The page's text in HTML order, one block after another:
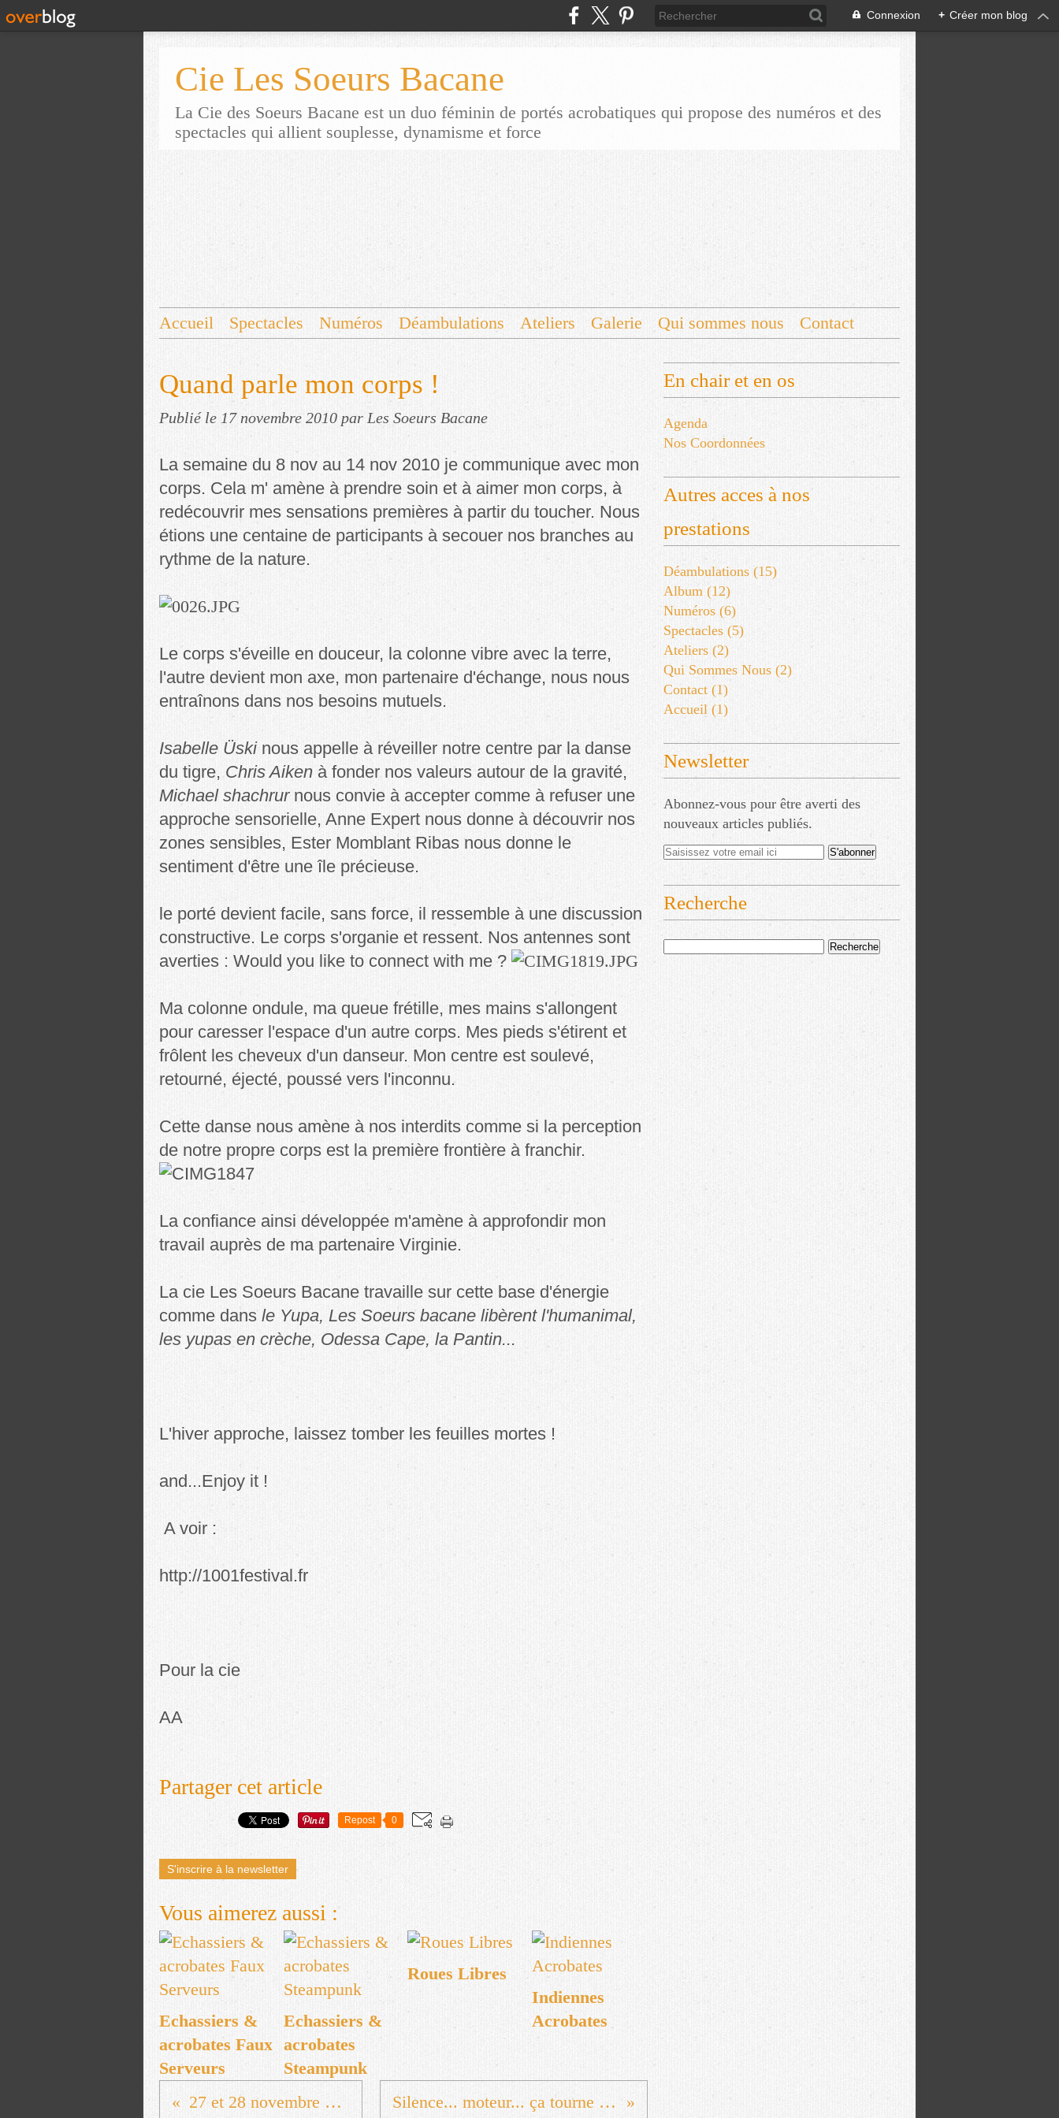
Connexion + Créer mon blog
Cie Les Soeurs Bacane
La Cie des Soeurs Bacane est un duo féminin de portés acrobatiques qui propose des numéros et des
spectacles qui allient souplesse, dynamisme et force
Accueil Spectacles Numéros Déambulations Ateliers Galerie Qui sommes nous Contact
Quand parle mon corps !
Publié le 17 novembre 2010 par Les Soeurs Bacane
La semaine du 8 nov au 14 nov 2010 je communique avec mon
corps. Cela m' amène à prendre soin et à aimer mon corps, à
redécouvrir mes sensations premières à partir du toucher. Nous
étions une centaine de participants à secouer nos branches au
rythme de la nature.
Le corps s'éveille en douceur, la colonne vibre avec la terre,
l'autre devient mon axe, mon partenaire d'échange, nous nous
entraînons dans nos besoins mutuels.
Isabelle Üskinous appelle à réveiller notre centre par la danse
du tigre,Chris Aiken à fonder nos valeurs autour de la gravité,
Michael shachrurnous convie à accepter comme à refuser une
approche sensorielle, Anne Expert nous donne à découvrir nos
zones sensibles, Ester Momblant Ribas nous donne le
sentiment d'être une île précieuse.
le porté devient facile, sans force, il ressemble à une discussion
constructive. Le corps s'organie et ressent. Nos antennes sont
averties : Would you like to connect with me ?
Ma colonne ondule, ma queue frétille, mes mains s'allongent
pour caresser l'espace d'un autre corps. Mes pieds s'étirent et
frôlent les cheveux d'un danseur. Mon centre est soulevé,
retourné, éjecté, poussé vers l'inconnu.
Cette danse nous amène à nos interdits comme si la perception
de notre propre corps est la première frontière à franchir.
La confiance ainsi développée m'amène à approfondir mon
travail auprès de ma partenaire Virginie.
La cie Les Soeurs Bacane travaille sur cette base d'énergie
comme dansle Yupa, Les Soeurs bacane libèrent l'humanimal,
les yupas en crèche, Odessa Cape, la Pantin...
L'hiver approche, laissez tomber les feuilles mortes !
and...Enjoy it !
A voir :
http://1001festival.fr
Pour la cie
AA
Partager cet article
Repost 0
S'inscrire à la newsletter
Vous aimerez aussi :
Echassiers &
acrobates Faux
Serveurs
Echassiers &
acrobates
Steampunk
Roues Libres
Indiennes
Acrobates
27 et 28 novembre Spectacle Musée en Kit Silence... moteur... ça tourne au son... annonce... et action !
En chair et en os
Agenda
Nos Coordonnées
Autres acces à nos
prestations
Déambulations (15)
Album (12)
Numéros (6)
Spectacles (5)
Ateliers (2)
Qui Sommes Nous (2)
Contact (1)
Accueil (1)
Newsletter
Abonnez-vous pour être averti des
nouveaux articles publiés.
Recherche